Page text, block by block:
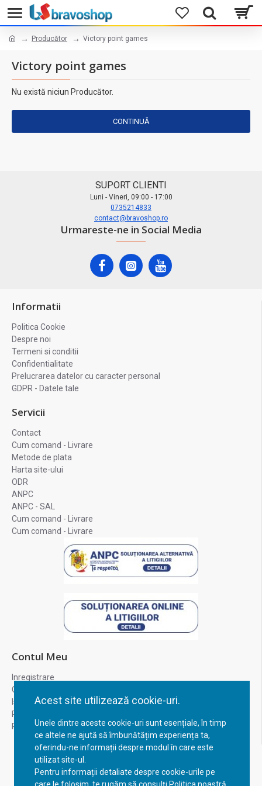
Acest site utilizează cookie-uri.
Unele dintre aceste cookie-uri sunt esențiale, în timp
ce altele ne ajută să îmbunătățim experiența ta,
oferindu-ne informații despre modul în care este
utilizat site-ul.
Pentru informații detaliate despre cookie-urile pe
Producător Victory point games
Victory point games
Nu există niciun Producător.
CONTINUĂ
SUPORT CLIENTI
Luni - Vineri, 09:00 - 17:00
0735214833
contact@bravoshop.ro
Urmareste-ne in Social Media
Informatii
Politica Cookie
Despre noi
Termeni si conditii
Confidentialitate
Prelucrarea datelor cu caracter personal
GDPR - Datele tale
Servicii
Contact
Cum comand - Livrare
Metode de plata
Harta site-ului
ODR
ANPC
ANPC - SAL
Cum comand - Livrare
Cum comand - Livrare
Contul Meu
Inregistrare
Contul meu
Istoric comenzi
Recuperare parola
Returnare produs